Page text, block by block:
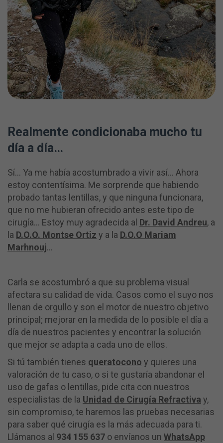
Realmente condicionaba mucho tu
día a día…
Sí… Ya me había acostumbrado a vivir así… Ahora
estoy contentísima. Me sorprende que habiendo
probado tantas lentillas, y que ninguna funcionara,
que no me hubieran ofrecido antes este tipo de
cirugía… Estoy muy agradecida al Dr. David Andreu, a
la D.O.O. Montse Ortiz y a la D.O.O Mariam
Marhnouj…
Carla se acostumbró a que su problema visual
afectara su calidad de vida. Casos como el suyo nos
llenan de orgullo y son el motor de nuestro objetivo
principal; mejorar en la medida de lo posible el día a
día de nuestros pacientes y encontrar la solución
que mejor se adapta a cada uno de ellos.
Si tú también tienes queratocono y quieres una
valoración de tu caso, o si te gustaría abandonar el
uso de gafas o lentillas, pide cita con nuestros
especialistas de la Unidad de Cirugía Refractiva y,
sin compromiso, te haremos las pruebas necesarias
para saber qué cirugía es la más adecuada para ti.
Llámanos al 934 155 637 o envíanos un WhatsApp